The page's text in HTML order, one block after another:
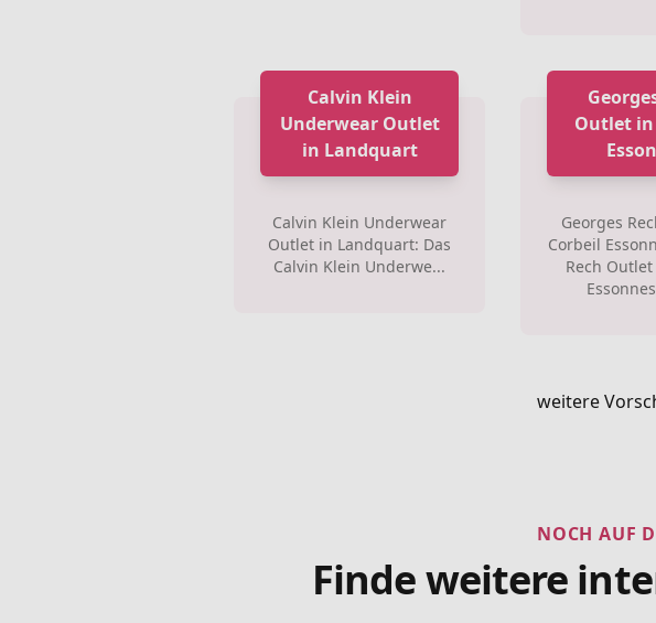
Calvin Klein
Underwear Outlet
in Landquart
Calvin Klein Underwear
Outlet in Landquart: Das
Calvin Klein Underwe...
Outlet in
Georges
Corbeil
Rech
weitere
NOCH AUF
Finde weitere